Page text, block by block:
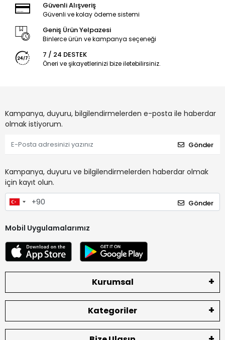
Güvenli Alışveriş
Güvenli ve kolay ödeme sistemi
Geniş Ürün Yelpazesi
Binlerce ürün ve kampanya seçeneği
7 / 24 DESTEK
Öneri ve şikayetlerinizi bize iletebilirsiniz.
Kampanya, duyuru, bilgilendirmelerden e-posta ile haberdar
olmak istiyorum.
Gönder
Kampanya, duyuru ve bilgilendirmelerden haberdar olmak
için kayıt olun.
Gönder
Mobil Uygulamalarımız
Kurumsal
Kategoriler